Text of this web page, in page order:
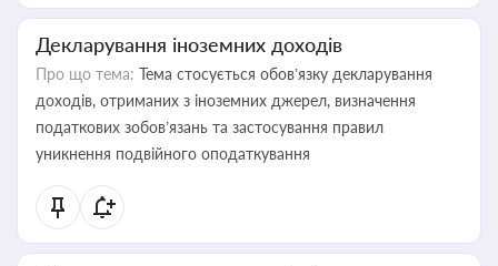
Декларування іноземних доходів
Про що тема: Тема стосується обов’язку декларування
доходів, отриманих з іноземних джерел, визначення
податкових зобов’язань та застосування правил
уникнення подвійного оподаткування